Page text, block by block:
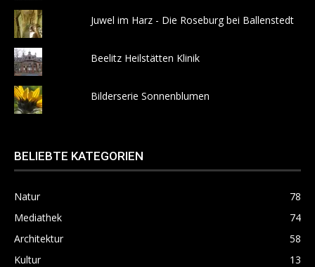
Juwel im Harz - Die Roseburg bei Ballenstedt
Beelitz Heilstätten Klinik
Bilderserie Sonnenblumen
BELIEBTE KATEGORIEN
Natur
78
Mediathek
74
Architektur
58
Kultur
13